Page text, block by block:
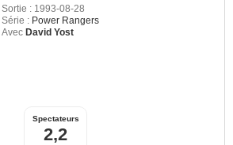
Sortie : 1993-08-28
Série : Power Rangers
Avec David Yost
Spectateurs
2,2